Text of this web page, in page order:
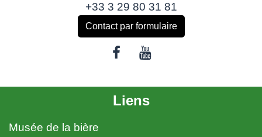
+33 3 29 80 31 81
Contact par formulaire
Liens
Musée de la bière